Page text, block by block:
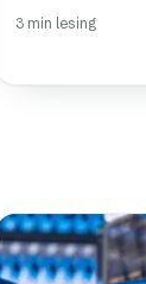
3 min lesing